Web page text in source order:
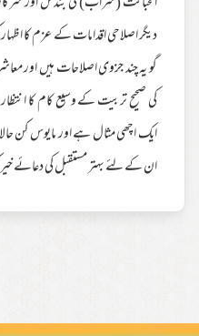
دیگر اصلاحی اقدامات کے عزم کا
گو یہ چند جزوی اصلاحات ہیں اور
کی صحیح تربیت کے وسیع کام کا
ایک اچھی مثال ہے اور مایوس کن
ان کے لئے بہتر مستقبل کی دعائے